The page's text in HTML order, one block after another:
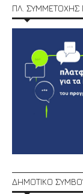
ΠΛ. ΣΥΜΜΕΤΟΧΗΣ
ΔΗΜΟΤΙΚΟ